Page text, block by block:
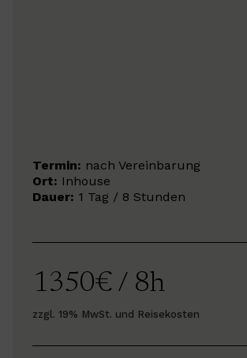
Termin: nach Vereinbarung
Ort: Inhouse
Dauer: 1 Tag / 8 Stunden
1350€ / 8h
zzgl. 19% MwSt. und Reisekosten